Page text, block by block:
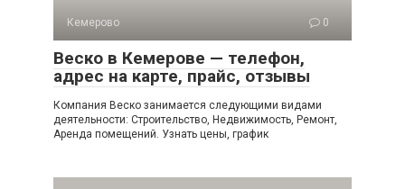
Кемерово 0
Веско в Кемерове — телефон,
адрес на карте, прайс, отзывы
Компания Веско занимается следующими видами
деятельности: Строительство, Недвижимость, Ремонт,
Аренда помещений. Узнать цены, график